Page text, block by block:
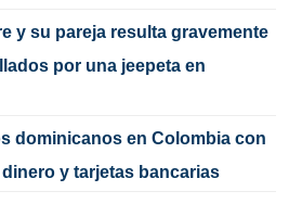
y su pareja resulta gravemente
por una jeepeta en
dominicanos en Colombia con
y tarjetas bancarias